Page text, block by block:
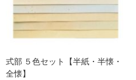
式部 ５色セット【半紙・半懐・
全懐】